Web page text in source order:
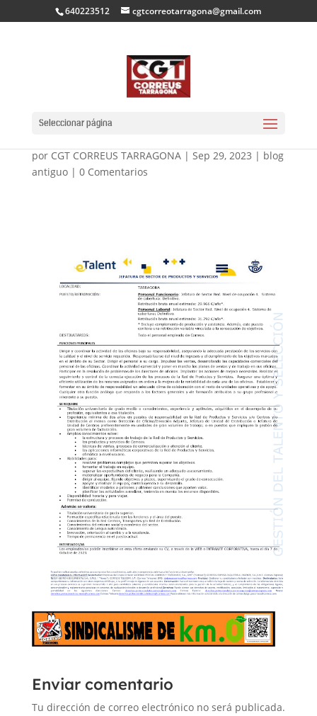
640223512 cgtcorreotarragona@gmail.com
Seleccionar página
PUBLIQUEM
por CGT CORREUS TARRAGONA| Sep 29, 2023 | blog
antiguo| 0 Comentarios
Enviar comentario
Tu dirección de correo electrónico no será publicada.